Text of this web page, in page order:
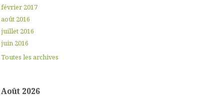
février 2017
août 2016
juillet 2016
juin 2016
Toutes les archives
Août 2026